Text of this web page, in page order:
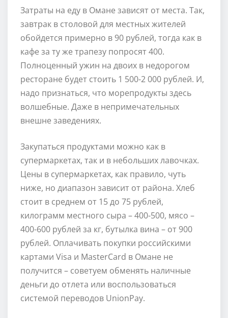
Затраты на еду в Омане зависят от места. Так,
завтрак в столовой для местных жителей
обойдется примерно в 90 рублей, тогда как в
кафе за ту же трапезу попросят 400.
Полноценный ужин на двоих в недорогом
ресторане будет стоить 1 500-2 000 рублей. И,
надо признаться, что морепродукты здесь
волшебные. Даже в непримечательных
внешне заведениях.
Закупаться продуктами можно как в
супермаркетах, так и в небольших лавочках.
Цены в супермаркетах, как правило, чуть
ниже, но диапазон зависит от района. Хлеб
стоит в среднем от 15 до 75 рублей,
килограмм местного сыра – 400-500, мясо –
400-600 рублей за кг, бутылка вина – от 900
рублей. Оплачивать покупки российскими
картами Visa и MasterCard в Омане не
получится – советуем обменять наличные
деньги до отлета или воспользоваться
системой переводов UnionPay.